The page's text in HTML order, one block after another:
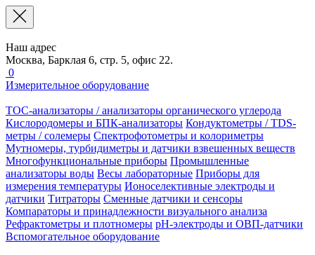
Наш адрес
Москва, Барклая 6, стр. 5, офис 22.
0
Измерительное оборудование
TOC-анализаторы / анализаторы органического углерода
Кислородомеры и БПК-анализаторы Кондуктометры / TDS-
метры / солемеры Спектрофотометры и колориметры
Мутномеры, турбидиметры и датчики взвешенных веществ
Многофункциональные приборы Промышленные
анализаторы воды Весы лабораторные Приборы для
измерения температуры Ионоселективные электроды и
датчики Титраторы Сменные датчики и сенсоры
Компараторы и принадлежности визуального анализа
Рефрактометры и плотномеры pH-электроды и ОВП-датчики
Вспомогательное оборудование